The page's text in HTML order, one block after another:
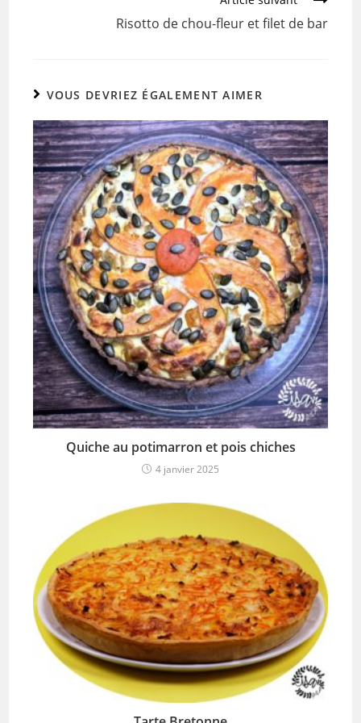
Risotto de chou-fleur et filet de bar
VOUS DEVRIEZ ÉGALEMENT AIMER
Quiche au potimarron et pois chiches
4 janvier 2025